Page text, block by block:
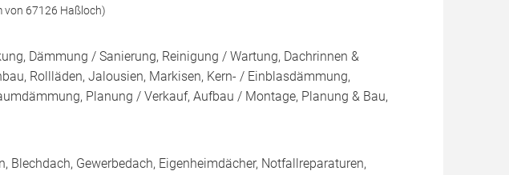
von 67126 Haßloch)
Dämmung / Sanierung, Reinigung / Wartung, Dachrinnen &
Rollläden, Jalousien, Markisen, Kern- / Einblasdämmung,
Planung / Verkauf, Aufbau / Montage, Planung & Bau,
Blechdach, Gewerbedach, Eigenheimdächer, Notfallreparaturen,